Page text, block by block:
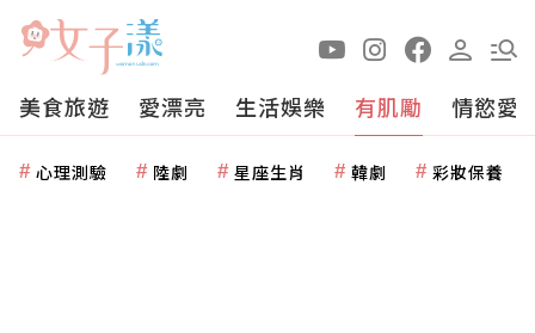
美食旅遊 愛漂亮 生活娛樂 有肌勵 情慾愛
心理測驗 陸劇 星座生肖 韓劇 彩妝保養